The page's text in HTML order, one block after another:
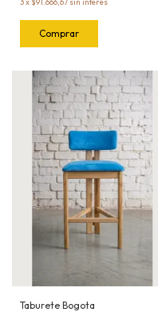
3x $91.666,67 sin interés
Taburete Bogota